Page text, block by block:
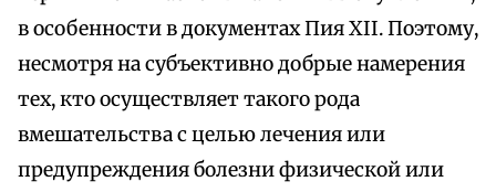
в особенности в документах Пия XII. Поэтому,
несмотря на субъективно добрые намерения
тех, кто осуществляет такого рода
вмешательства с целью лечения или
предупреждения болезни физической или